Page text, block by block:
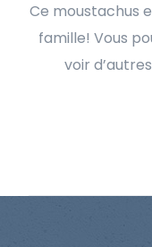
Ce moustachus
famille! Vous
voir